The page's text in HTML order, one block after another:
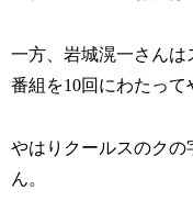
一方、岩城滉一さんは
番組を10回にわたって
やはりクールスのクの
ん。